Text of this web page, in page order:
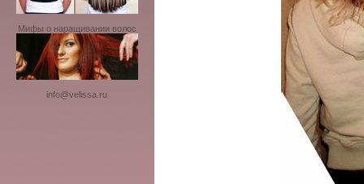
Мифы о наращивании волос
info@velissa.ru